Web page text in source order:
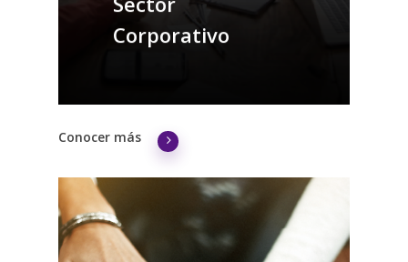
Corporativo
capacitación y certificación de
colaboradores y/o clientes.
Conocer más